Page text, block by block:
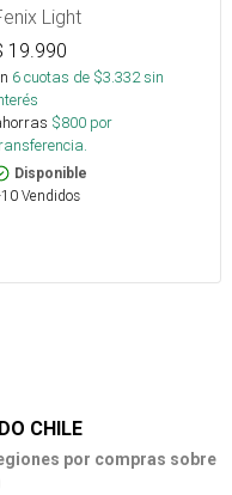
Light
19.990
6cuotas de $3.332sin
$800 por
Disponible
Vendidos
CHILE
por compras sobre